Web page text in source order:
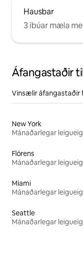
Hausbar
3 íbúar mæla
Áfangastaðir
Vinsælir áfangastaðir
New York
Mánaðarlegar
Flórens
Mánaðarlegar
Miami
Mánaðarlegar
Seattle
Mánaðarlegar